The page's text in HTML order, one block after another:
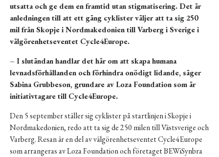
utsatta och ge dem en framtid utan stigmatisering. Det är
anledningen till att ett gäng cyklister väljer att ta sig 250
mil från Skopje i Nordmakedonien till Varberg i Sverige i
välgörenhetseventet Cycle4Europe.
– I slutändan handlar det här om att skapa humana
levnadsförhållanden och förhindra onödigt lidande, säger
Sabina Grubbeson, grundare av Loza Foundation som är
initiativtagare till Cycle4Europe.
Den 5 september ställer sig cyklister på startlinjen i Skopje i
Nordmakedonien, redo att ta sig de 250 milen till Västsverige och
Varberg. Resan är en del av välgörenhetseventet Cycle4Europe
som arrangeras av Loza Foundation och företaget BEWiSynbra